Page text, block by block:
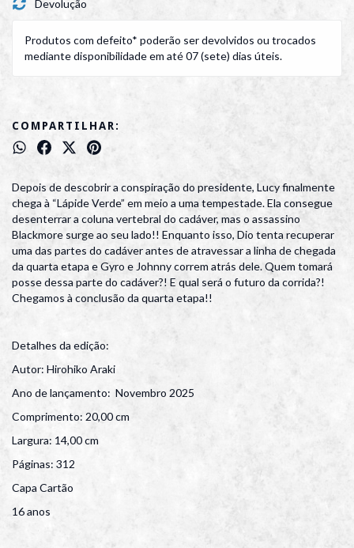
Devolução
Produtos com defeito* poderão ser devolvidos ou trocados
mediante disponibilidade em até 07 (sete) dias úteis.
COMPARTILHAR:
Depois de descobrir a conspiração do presidente, Lucy finalmente
chega à “Lápide Verde” em meio a uma tempestade. Ela consegue
desenterrar a coluna vertebral do cadáver, mas o assassino
Blackmore surge ao seu lado!! Enquanto isso, Dio tenta recuperar
uma das partes do cadáver antes de atravessar a linha de chegada
da quarta etapa e Gyro e Johnny correm atrás dele. Quem tomará
posse dessa parte do cadáver?! E qual será o futuro da corrida?!
Chegamos à conclusão da quarta etapa!!
Detalhes da edição:
Autor: Hirohiko Araki
Ano de lançamento: Novembro 2025
Comprimento: 20,00 cm
Largura: 14,00 cm
Páginas: 312
Capa Cartão
16 anos